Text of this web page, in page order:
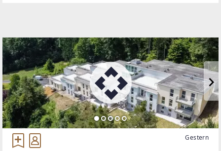
Gestern